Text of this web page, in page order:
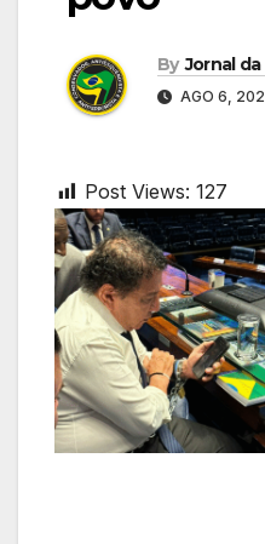
By Jornal
AGO 6,
Post Views: 127